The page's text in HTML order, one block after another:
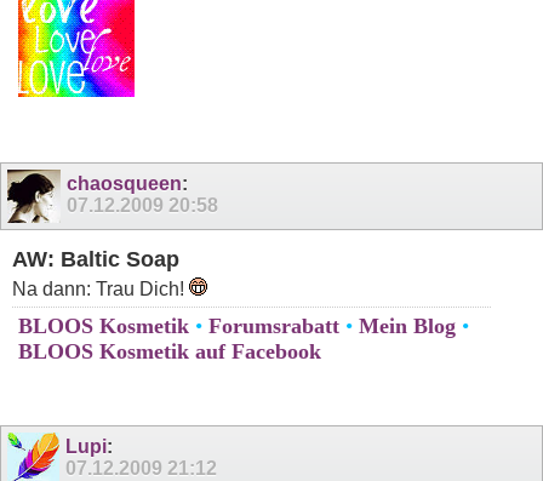
chaosqueen:
07.12.2009 20:58
AW: Baltic Soap
Na dann: Trau Dich!
BLOOS Kosmetik • Forumsrabatt • Mein Blog •
BLOOS Kosmetik auf Facebook
Lupi:
07.12.2009 21:12